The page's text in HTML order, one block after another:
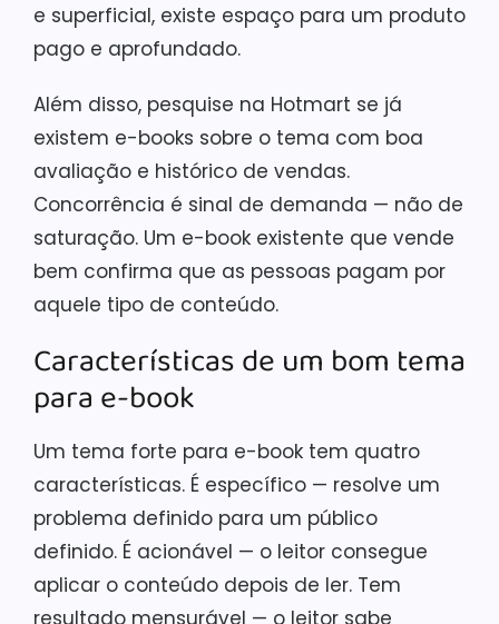
e superficial, existe espaço para um produto
pago e aprofundado.
Além disso, pesquise na Hotmart se já
existem e-books sobre o tema com boa
avaliação e histórico de vendas.
Concorrência é sinal de demanda — não de
saturação. Um e-book existente que vende
bem confirma que as pessoas pagam por
aquele tipo de conteúdo.
Características de um bom tema
para e-book
Um tema forte para e-book tem quatro
características. É específico — resolve um
problema definido para um público
definido. É acionável — o leitor consegue
aplicar o conteúdo depois de ler. Tem
resultado mensurável — o leitor sabe